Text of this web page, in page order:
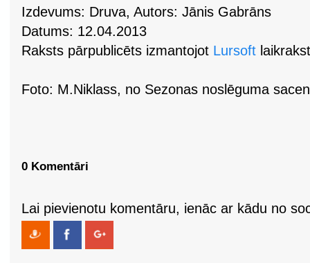
Izdevums: Druva, Autors: Jānis Gabrāns
Datums: 12.04.2013
Raksts pārpublicēts izmantojot Lursoft
Foto: M.Niklass, no Sezonas noslēguma
0 Komentāri
Lai pievienotu komentāru, ienāc ar kādu no